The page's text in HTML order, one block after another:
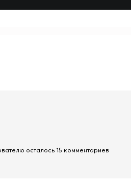
осталось 15 комментариев